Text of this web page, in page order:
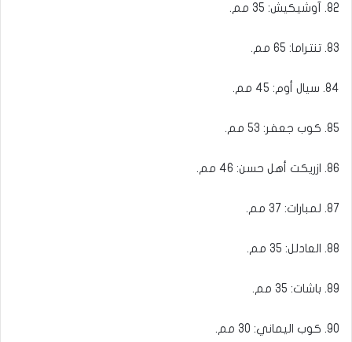
82. آوشيكيش: 35 مم.
83. تنتراما: 65 مم.
84. سيال أوم: 45 مم.
85. كوب جعفر: 53 مم.
86. ازريكت أهل حسن: 46 مم.
87. لمبارات: 37 مم.
88. العادلل: 35 مم.
89. باشات: 35 مم.
90. كوب اليماني: 30 مم.